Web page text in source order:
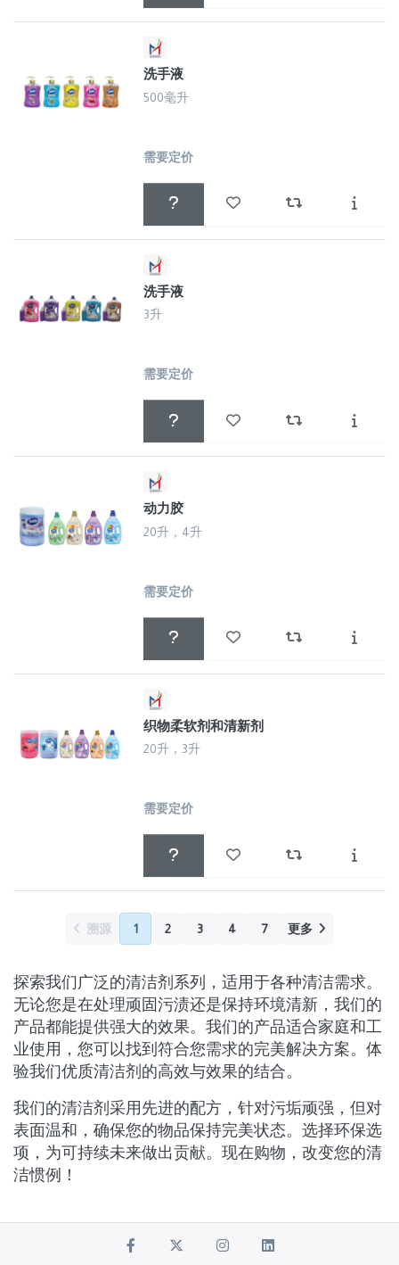
洗手液
500毫升
需要定价
洗手液
3升
需要定价
动力胶
20升，4升
需要定价
织物柔软剂和清新剂
20升，3升
需要定价
溯源 1 2 3 4 7 更多
探索我们广泛的清洁剂系列，适用于各种清洁需求。
无论您是在处理顽固污渍还是保持环境清新，我们的
产品都能提供强大的效果。我们的产品适合家庭和工
业使用，您可以找到符合您需求的完美解决方案。体
验我们优质清洁剂的高效与效果的结合。
我们的清洁剂采用先进的配方，针对污垢顽强，但对
表面温和，确保您的物品保持完美状态。选择环保选
项，为可持续未来做出贡献。现在购物，改变您的清
洁惯例！